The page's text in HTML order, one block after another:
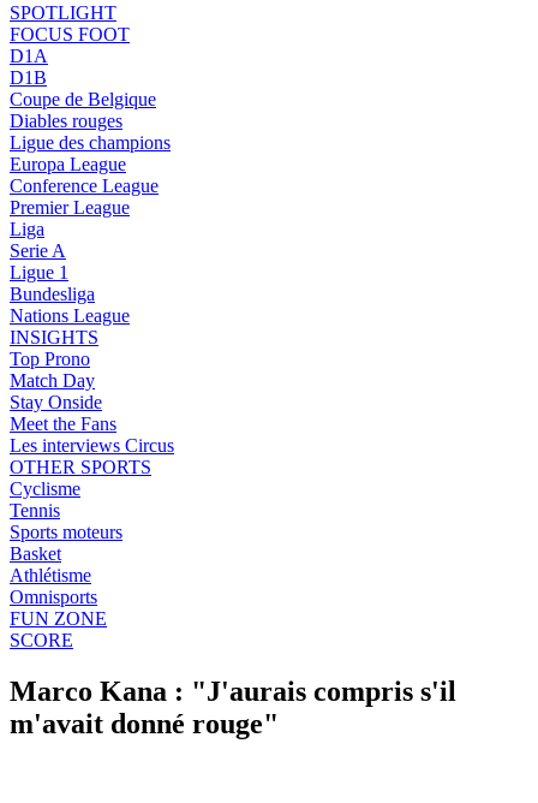
SPOTLIGHT
FOCUS FOOT
D1A
D1B
Coupe de Belgique
Diables rouges
Ligue des champions
Europa League
Conference League
Premier League
Liga
Serie A
Ligue 1
Bundesliga
Nations League
INSIGHTS
Top Prono
Match Day
Stay Onside
Meet the Fans
Les interviews Circus
OTHER SPORTS
Cyclisme
Tennis
Sports moteurs
Basket
Athlétisme
Omnisports
FUN ZONE
SCORE
Marco Kana : "J'aurais compris s'il
m'avait donné rouge"